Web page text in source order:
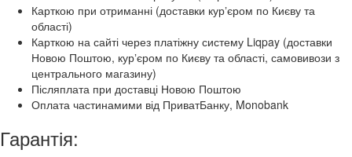
Карткою при отриманні (доставки курʼєром по Києву та
області)
Карткою на сайті через платіжну систему Liqpay (доставки
Новою Поштою, курʼєром по Києву та області, самовивози з
центрального магазину)
Післяплата при доставці Новою Поштою
Оплата частинамими від ПриватБанку, Monobank
Гарантія: